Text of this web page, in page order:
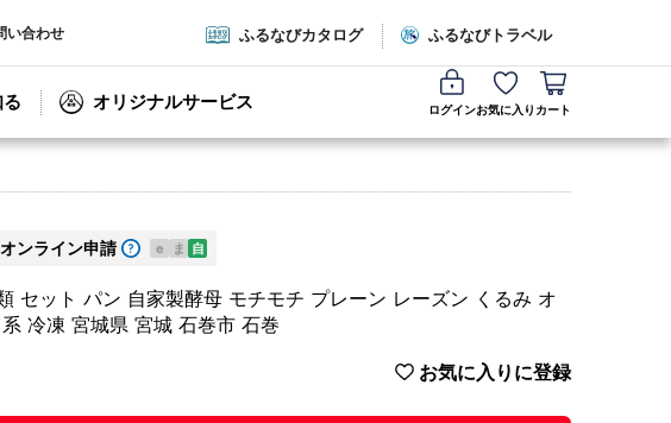
い合わせ ふるなびカタログ ふるなびトラベル
オリジナルサービス ログインお気に入り カート
ンライン申請 e ま 自
セット パン 自家製酵母 モチモチ プレーン レーズン くるみ オ
冷凍 宮城県 宮城 石巻市 石巻
お気に入りに登録